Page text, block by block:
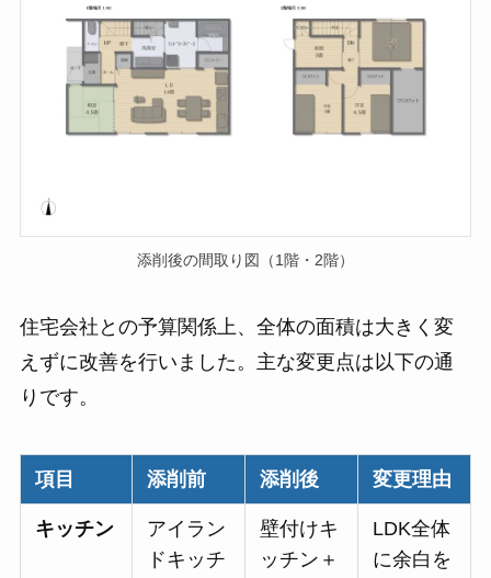
添削後の間取り図（1階・2階）
住宅会社との予算関係上、全体の面積は大きく変
えずに改善を行いました。主な変更点は以下の通
りです。
項目 添削前 添削後 変更理由
キッチン
アイラン
ドキッチ
壁付けキ
ッチン＋
LDK全体
に余白を